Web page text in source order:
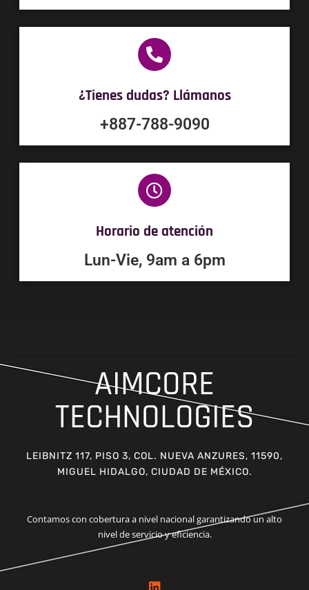
¿Tienes dudas? Llámanos
+887-788-9090
Horario de atención
Lun-Vie, 9am a 6pm
AIMCORE
TECHNOLOGIES
LEIBNITZ 117, PISO 3, COL. NUEVA ANZURES, 11590,
MIGUEL HIDALGO, CIUDAD DE MÉXICO.
Contamos con cobertura a nivel nacional garantizando un alto
nivel de servicio y eficiencia.